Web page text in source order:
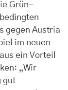
Grün-
gegen Austria
im neuen
ein Vorteil
„Wir
gut